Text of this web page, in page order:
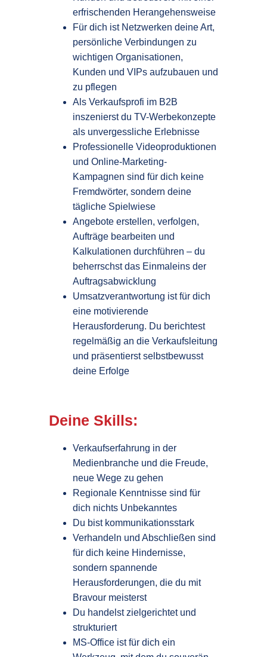
erfrischenden Herangehensweise
Für dich ist Netzwerken deine Art,
persönliche Verbindungen zu
wichtigen Organisationen,
Kunden und VIPs aufzubauen und
zu pflegen
Als Verkaufsprofi im B2B
inszenierst du TV-Werbekonzepte
als unvergessliche Erlebnisse
Professionelle Videoproduktionen
und Online-Marketing-
Kampagnen sind für dich keine
Fremdwörter, sondern deine
tägliche Spielwiese
Angebote erstellen, verfolgen,
Aufträge bearbeiten und
Kalkulationen durchführen – du
beherrschst das Einmaleins der
Auftragsabwicklung
Umsatzverantwortung ist für dich
eine motivierende
Herausforderung. Du berichtest
regelmäßig an die Verkaufsleitung
und präsentierst selbstbewusst
deine Erfolge
Deine Skills:
Verkaufserfahrung in der
Medienbranche und die Freude,
neue Wege zu gehen
Regionale Kenntnisse sind für
dich nichts Unbekanntes
Du bist kommunikationsstark
Verhandeln und Abschließen sind
für dich keine Hindernisse,
sondern spannende
Herausforderungen, die du mit
Bravour meisterst
Du handelst zielgerichtet und
strukturiert
MS-Office ist für dich ein